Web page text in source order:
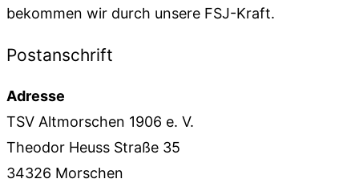
bekommen wir durch unsere FSJ-Kraft.
Postanschrift
Adresse
TSV Altmorschen 1906 e. V.
Theodor Heuss Straße 35
34326 Morschen